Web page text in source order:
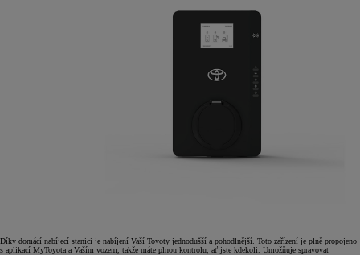
Díky domácí nabíjecí stanici je nabíjení Vaší Toyoty jednodušší a pohodlnější. Toto zařízení je plně propojeno
s aplikací MyToyota a Vaším vozem, takže máte plnou kontrolu, ať jste kdekoli. Umožňuje spravovat